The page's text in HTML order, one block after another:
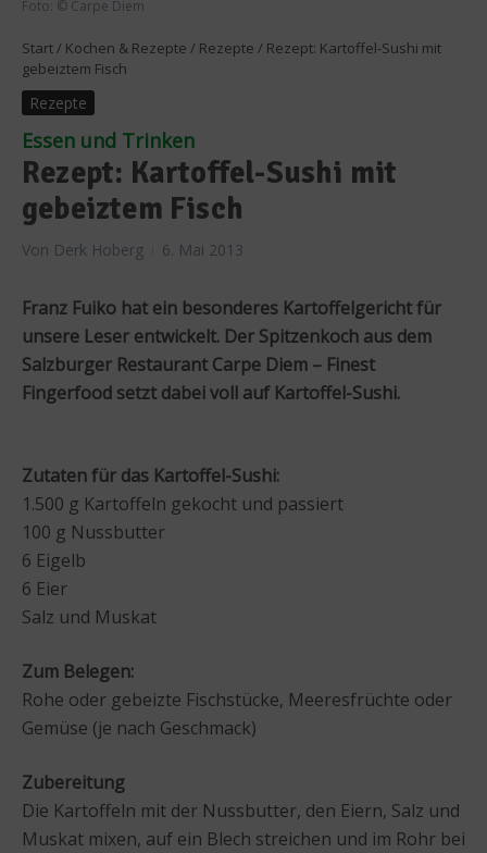
Foto: © Carpe Diem
Start / Kochen & Rezepte / Rezepte / Rezept: Kartoffel-Sushi mit
gebeiztem Fisch
Rezepte
Essen und Trinken
Rezept: Kartoffel-Sushi mit
gebeiztem Fisch
Von Derk Hoberg 6. Mai 2013
Franz Fuiko hat ein besonderes Kartoffelgericht für
unsere Leser entwickelt. Der Spitzenkoch aus dem
Salzburger Restaurant Carpe Diem – Finest
Fingerfood setzt dabei voll auf Kartoffel-Sushi.
Zutaten für das Kartoffel-Sushi:
1.500 g Kartoffeln gekocht und passiert
100 g Nussbutter
6 Eigelb
6 Eier
Salz und Muskat
Zum Belegen:
Rohe oder gebeizte Fischstücke, Meeresfrüchte oder
Gemüse (je nach Geschmack)
Zubereitung
Die Kartoffeln mit der Nussbutter, den Eiern, Salz und
Muskat mixen, auf ein Blech streichen und im Rohr bei